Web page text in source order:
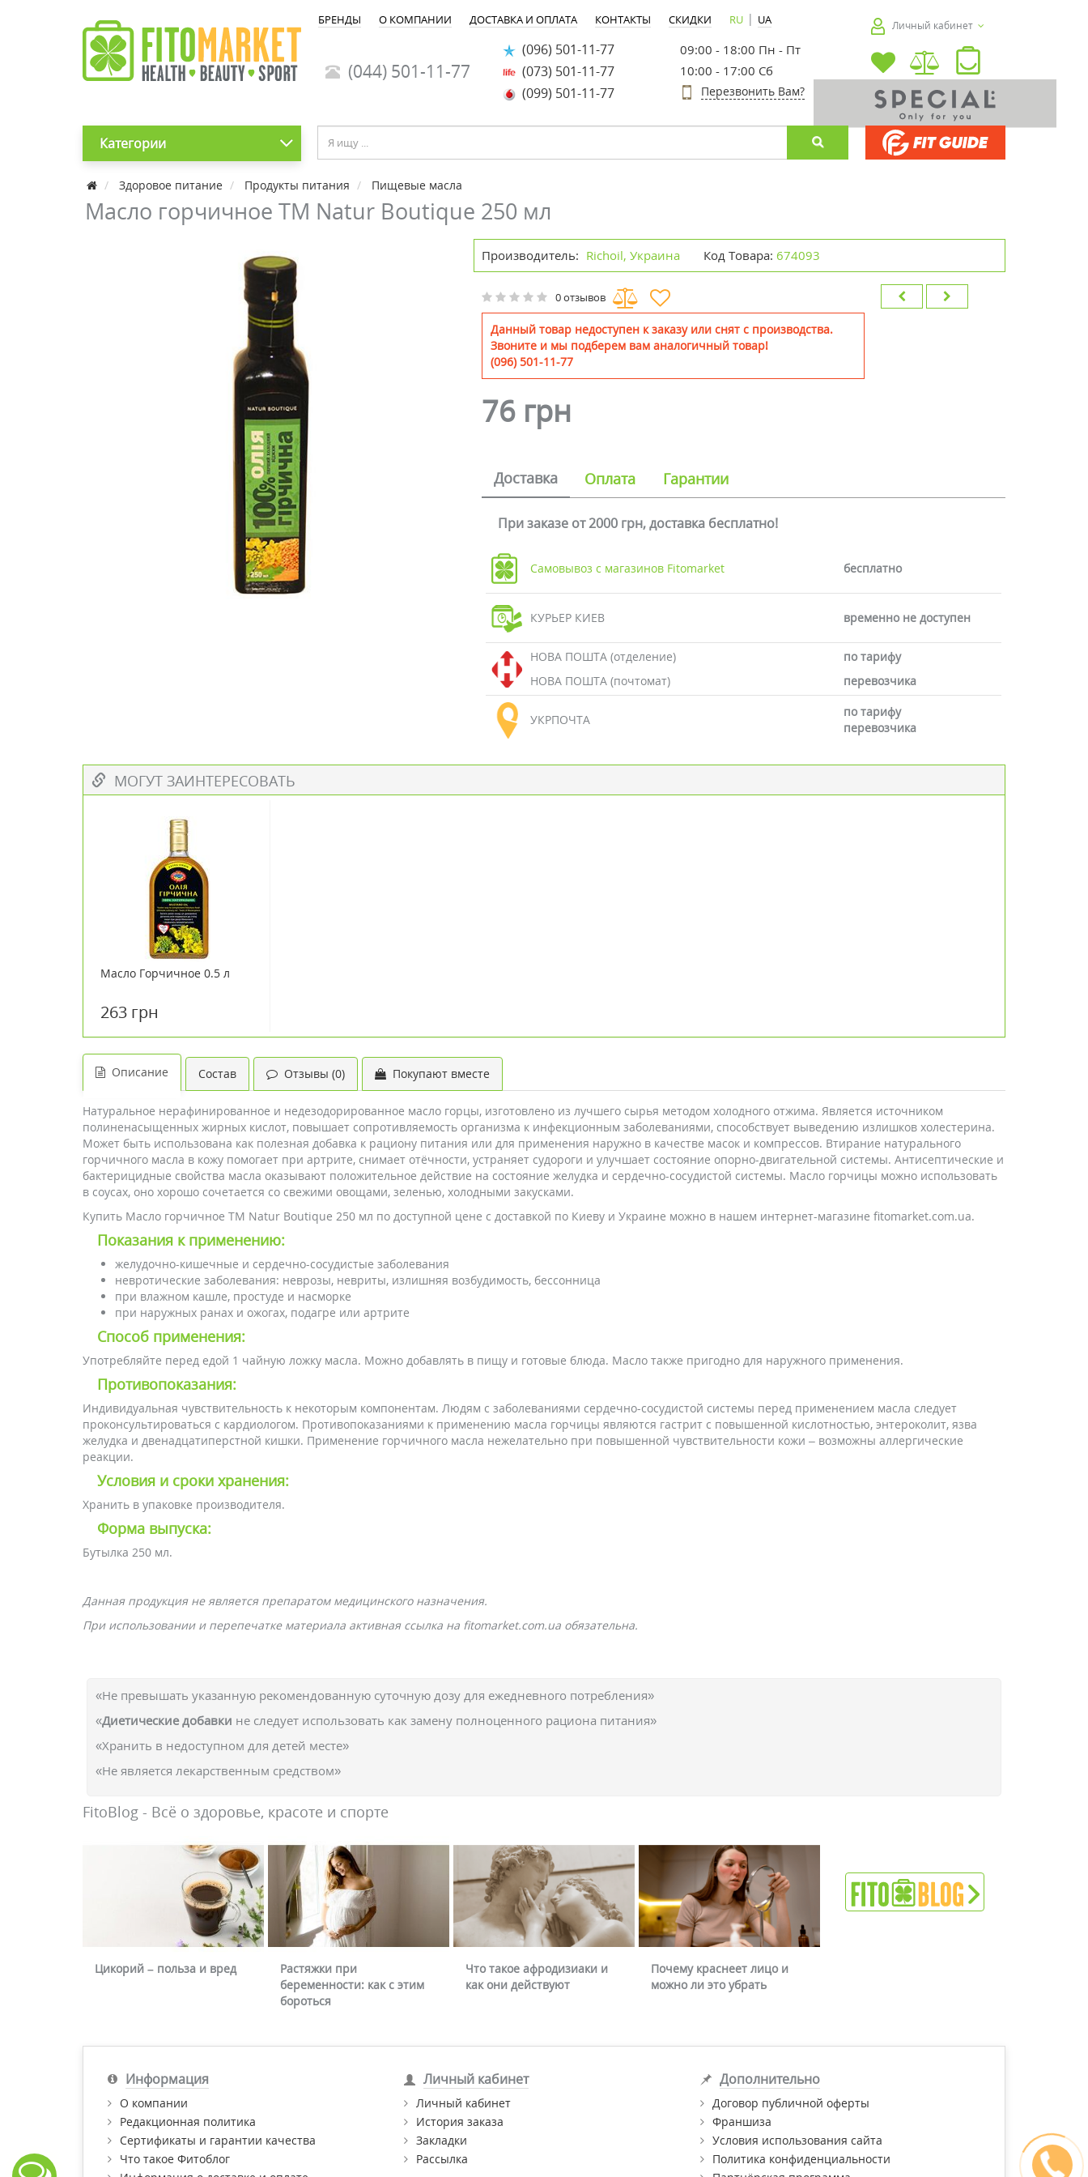
БРЕНДЫ О КОМПАНИИ ДОСТАВКА И ОПЛАТА КОНТАКТЫ СКИДКИ RU | UA
(044) 501-11-77
(096) 501-11-77
(073) 501-11-77
(099) 501-11-77
09:00 - 18:00 Пн - Пт
10:00 - 17:00 Сб
Перезвонить Вам?
Личный кабинет
Категории
Здоровое питание Продукты питания Пищевые масла
Масло горчичное ТМ Natur Boutique 250 мл
Производитель: Richoil, Украина Код Товара: 674093
0 отзывов
Данный товар недоступен к заказу или снят с производства.
Звоните и мы подберем вам аналогичный товар!
(096) 501-11-77
76 грн
Доставка Оплата Гарантии
При заказе от 2000 грн, доставка бесплатно!
Самовывоз с магазинов Fitomarket бесплатно
КУРЬЕР КИЕВ временно не доступен
НОВА ПОШТА (отделение)
по тарифу
НОВА ПОШТА (почтомат)
перевозчика
УКРПОЧТА
по тарифу
перевозчика
МОГУТ ЗАИНТЕРЕСОВАТЬ
Масло Горчичное 0.5 л
263 грн
Описание Состав Отзывы (0) Покупают вместе
Натуральное нерафинированное и недезодорированное масло горцы, изготовлено из лучшего сырья методом холодного отжима. Является источником
полиненасыщенных жирных кислот, повышает сопротивляемость организма к инфекционным заболеваниями, способствует выведению излишков холестерина.
Может быть использована как полезная добавка к рациону питания или для применения наружно в качестве масок и компрессов. Втирание натурального
горчичного масла в кожу помогает при артрите, снимает отёчности, устраняет судороги и улучшает состояние опорно-двигательной системы. Антисептические и
бактерицидные свойства масла оказывают положительное действие на состояние желудка и сердечно-сосудистой системы. Масло горчицы можно использовать
в соусах, оно хорошо сочетается со свежими овощами, зеленью, холодными закусками.
Купить Масло горчичное ТМ Natur Boutique 250 мл по доступной цене с доставкой по Киеву и Украине можно в нашем интернет-магазине fitomarket.com.ua.
Показания к применению:
желудочно-кишечные и сердечно-сосудистые заболевания
невротические заболевания: неврозы, невриты, излишняя возбудимость, бессонница
при влажном кашле, простуде и насморке
при наружных ранах и ожогах, подагре или артрите
Способ применения:
Употребляйте перед едой 1 чайную ложку масла. Можно добавлять в пищу и готовые блюда. Масло также пригодно для наружного применения.
Противопоказания:
Индивидуальная чувствительность к некоторым компонентам. Людям с заболеваниями сердечно-сосудистой системы перед применением масла следует
проконсультироваться с кардиологом. Противопоказаниями к применению масла горчицы являются гастрит с повышенной кислотностью, энтероколит, язва
желудка и двенадцатиперстной кишки. Применение горчичного масла нежелательно при повышенной чувствительности кожи – возможны аллергические
реакции.
Условия и сроки хранения:
Хранить в упаковке производителя.
Форма выпуска:
Бутылка 250 мл.
Данная продукция не является препаратом медицинского назначения.
При использовании и перепечатке материала активная ссылка на fitomarket.com.ua обязательна.
«Не превышать указанную рекомендованную суточную дозу для ежедневного потребления»
«Диетические добавки не следует использовать как замену полноценного рациона питания»
«Хранить в недоступном для детей месте»
«Не является лекарственным средством»
FitoBlog - Всё о здоровье, красоте и спорте
Цикорий – польза и вред
Растяжки при
беременности: как с этим
бороться
Что такое афродизиаки и
как они действуют
Почему краснеет лицо и
можно ли это убрать
Информация
О компании
Редакционная политика
Сертификаты и гарантии качества
Что такое Фитоблог
Личный кабинет
Личный кабинет
История заказа
Закладки
Рассылка
Дополнительно
Договор публичной оферты
Франшиза
Условия использования сайта
Политика конфиденциальности